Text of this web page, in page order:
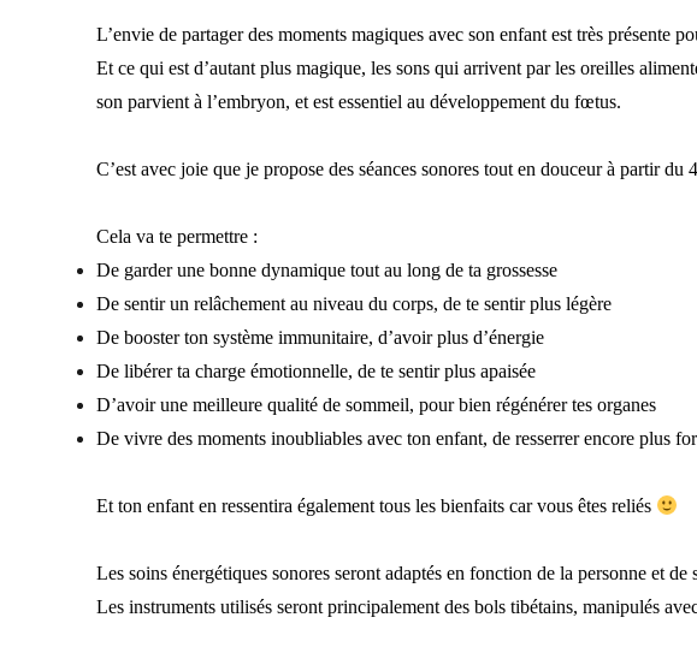
L’envie de partager des moments magiques avec son enfant est très présente
Et ce qui est d’autant plus magique, les sons qui arrivent par les oreilles
son parvient à l’embryon, et est essentiel au développement du fœtus.
C’est avec joie que je propose des séances sonores tout en douceur à partir du
Cela va te permettre :
De garder une bonne dynamique tout au long de ta grossesse
De sentir un relâchement au niveau du corps, de te sentir plus légère
De booster ton système immunitaire, d’avoir plus d’énergie
De libérer ta charge émotionnelle, de te sentir plus apaisée
D’avoir une meilleure qualité de sommeil, pour bien régénérer tes organes
De vivre des moments inoubliables avec ton enfant, de resserrer encore plus
Et ton enfant en ressentira également tous les bienfaits car vous êtes reliés
Les soins énergétiques sonores seront adaptés en fonction de la personne et de
Les instruments utilisés seront principalement des bols tibétains, manipulés